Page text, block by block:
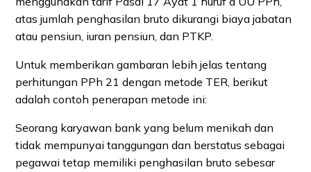
atas jumlah penghasilan bruto dikurangi biaya jabatan
atau pensiun, iuran pensiun, dan PTKP.
Untuk memberikan gambaran lebih jelas tentang
perhitungan PPh 21 dengan metode TER, berikut
adalah contoh penerapan metode ini:
Seorang karyawan bank yang belum menikah dan
tidak mempunyai tanggungan dan berstatus sebagai
pegawai tetap memiliki penghasilan bruto sebesar